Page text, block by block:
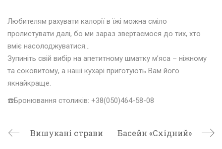
Любителям рахувати калорії в їжі можна сміло
пролистувати далі, бо ми зараз звертаємося до тих, хто
вміє насолоджуватися…
Зупиніть свій вибір на апетитному шматку м’яса – ніжному
та соковитому, а наші кухарі приготують Вам його
якнайкраще.
☎️Бронювання столиків: +38(050)464-58-08
Вишукані страви Басейн «Східний»